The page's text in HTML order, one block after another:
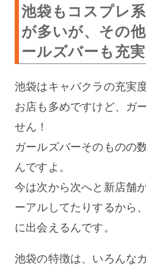
池袋もコスプレ
が多いが、その
ールズバーも充
池袋はキャバクラの充実
お店も多めですけど、ガ
せん！
ガールズバーそのものの
んですよ。
今は次から次へと新店舗
ーアルしてたりするから
に出会えるんです。
池袋の特徴は、いろんな